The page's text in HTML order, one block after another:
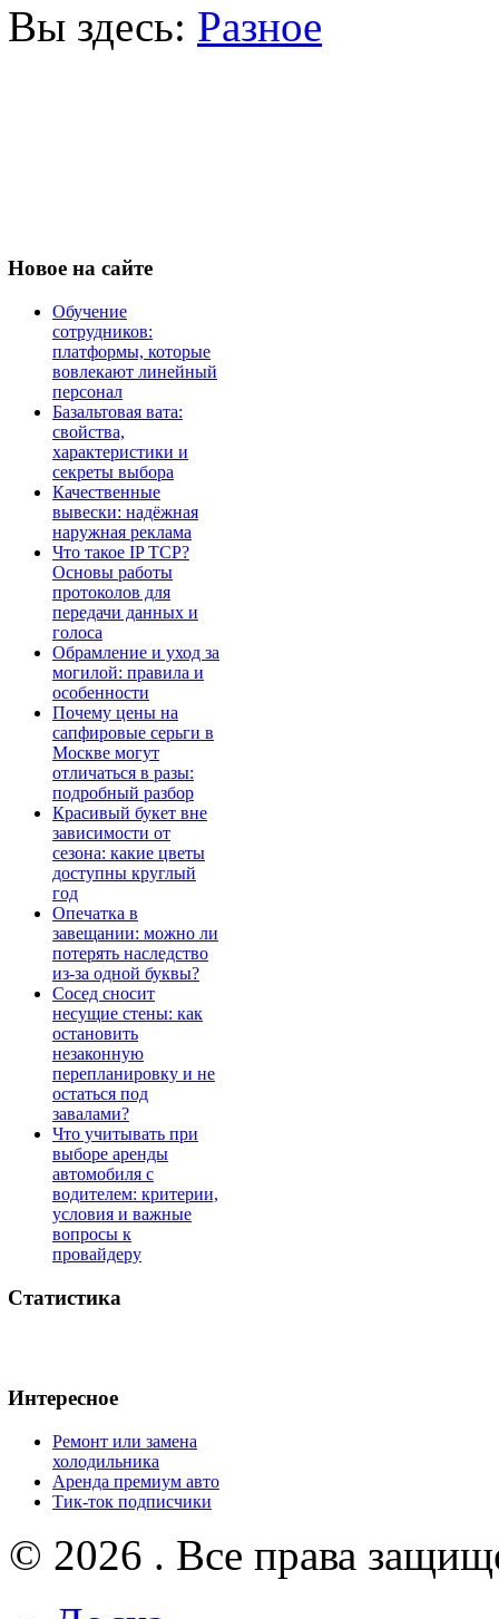
Вы здесь: Разное
Новое на сайте
Обучение
сотрудников:
платформы, которые
вовлекают линейный
персонал
Базальтовая вата:
свойства,
характеристики и
секреты выбора
Качественные
вывески: надёжная
наружная реклама
Что такое IP TCP?
Основы работы
протоколов для
передачи данных и
голоса
Обрамление и уход за
могилой: правила и
особенности
Почему цены на
сапфировые серьги в
Москве могут
отличаться в разы:
подробный разбор
Красивый букет вне
зависимости от
сезона: какие цветы
доступны круглый
год
Опечатка в
завещании: можно ли
потерять наследство
из-за одной буквы?
Сосед сносит
несущие стены: как
остановить
незаконную
перепланировку и не
остаться под
завалами?
Что учитывать при
выборе аренды
автомобиля с
водителем: критерии,
условия и важные
вопросы к
провайдеру
Статистика
Интересное
Ремонт или замена
холодильника
Аренда премиум авто
Тик-ток подписчики
© 2026 . Все права